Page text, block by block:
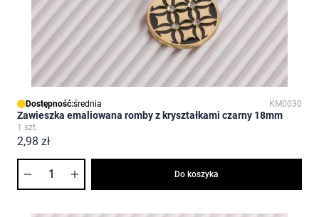
Dostępność:średnia KM0030
Zawieszka emaliowana romby z kryształkami czarny 18mm
1 szt.
2,98 zł
Do koszyka